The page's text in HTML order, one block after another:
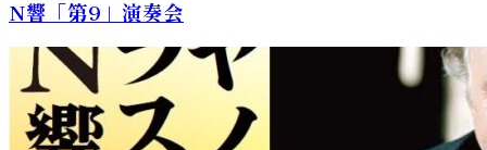
N響「第9」演奏会